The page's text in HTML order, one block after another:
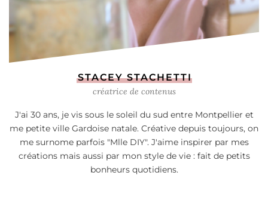
STACEY STACHETTI
créatrice de contenus
J'ai 30 ans, je vis sous le soleil du sud entre Montpellier et
me petite ville Gardoise natale. Créative depuis toujours, on
me surnome parfois "Mlle DIY". J'aime inspirer par mes
créations mais aussi par mon style de vie : fait de petits
bonheurs quotidiens.